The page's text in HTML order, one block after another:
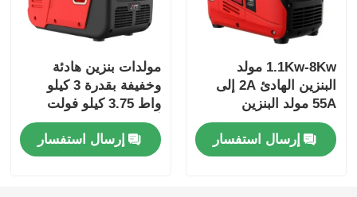
1.1Kw-8Kw مولد
البنزين الهادئ 2A إلى
55A مولد البنزين
المحمول
إرسال استفسار
مولدات بنزين هادئة
وخفيفة بقدرة 3 كيلو
واط 3.75 كيلو فولت
أمبير للاستخدام المنزلي،
أحادي الطور بالتيار
المتردد
إرسال استفسار